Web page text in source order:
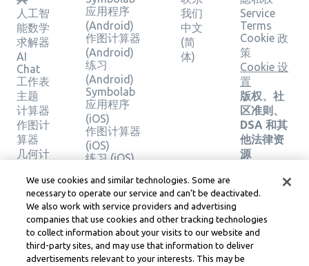
人工智
能数学
求解器
AI
Chat
工作表
主题
计算器
作图计
算器
几何计
验证解
决方案
应用程序
(Android)
作图计算器
(Android)
练习
(Android)
Symbolab
应用程序
(iOS)
作图计算器
(iOS)
练习 (iOS)
我们
中文
(简
体)
Service
Terms
Cookie 政
策
Cookie 设
置
版权、社
区准则、
DSA 和其
他法律资
源
法律中心
Learneo
Symbolab, a Learneo, Inc. business
© Learneo, Inc. 2024
We use cookies and similar technologies. Some are
necessary to operate our service and can’t be deactivated.
We also work with service providers and advertising
companies that use cookies and other tracking technologies
to collect information about your visits to our website and
third-party sites, and may use that information to deliver
advertisements relevant to your interests. This may be